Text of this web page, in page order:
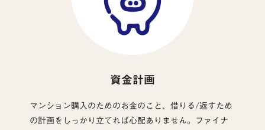
資金計画
マンション購入のためのお金のこと、借りる/返すため
の計画をしっかり立てれば心配ありません。ファイナ